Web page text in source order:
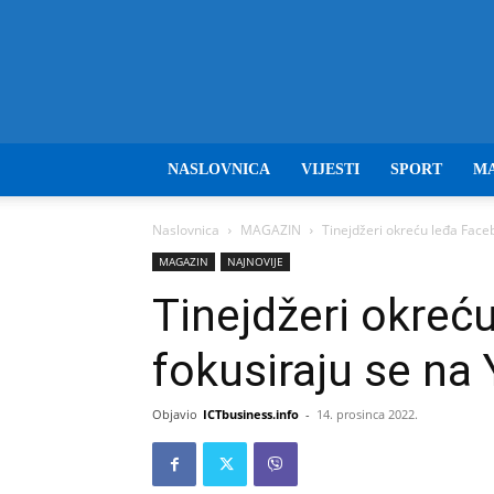
NASLOVNICA VIJESTI SPORT
Naslovnica MAGAZIN Tinejdžeri okreću leđa
MAGAZIN NAJNOVIJE
Tinejdžeri
fokusiraju se na
Objavio ICTbusiness.info - 14. prosinca 2022.